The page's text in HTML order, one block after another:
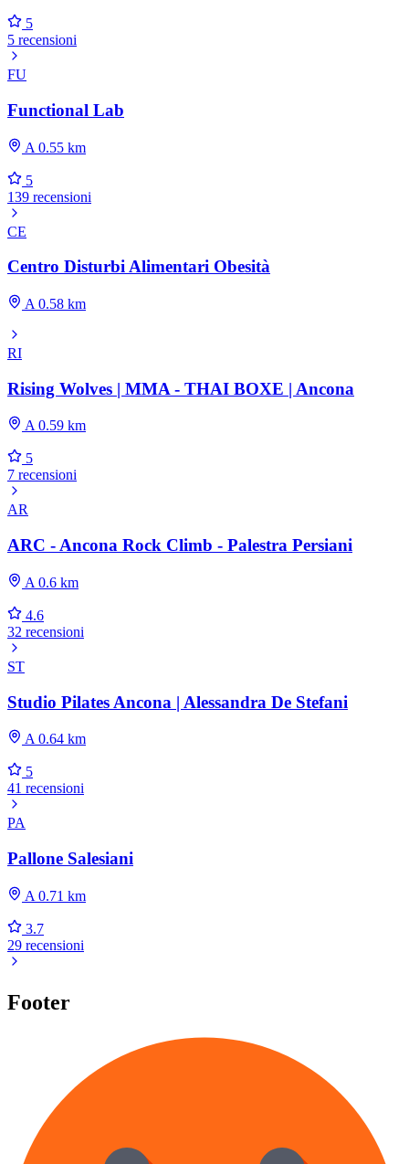
5
5 recensioni
FU
Functional Lab
A 0.55 km
5
139 recensioni
CE
Centro Disturbi Alimentari Obesità
A 0.58 km
RI
Rising Wolves | MMA - THAI BOXE | Ancona
A 0.59 km
5
7 recensioni
AR
ARC - Ancona Rock Climb - Palestra Persiani
A 0.6 km
4.6
32 recensioni
ST
Studio Pilates Ancona | Alessandra De Stefani
A 0.64 km
5
41 recensioni
PA
Pallone Salesiani
A 0.71 km
3.7
29 recensioni
Footer